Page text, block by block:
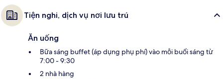
Tiện nghi, dịch vụ nơi lưu trú
Ăn uống
Bữa sáng buffet (áp dụng phụ phí) vào mỗi buổi sáng từ
7:00 - 9:30
2 nhà hàng